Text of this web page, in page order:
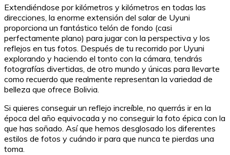
Extendiéndose por kilómetros y kilómetros en todas las
direcciones, la enorme extensión del salar de Uyuni
proporciona un fantástico telón de fondo (casi
perfectamente plano) para jugar con la perspectiva y los
reflejos en tus fotos. Después de tu recorrido por Uyuni
explorando y haciendo el tonto con la cámara, tendrás
fotografías divertidas, de otro mundo y únicas para llevarte
como recuerdo que realmente representan la variedad de
belleza que ofrece Bolivia.
Si quieres conseguir un reflejo increíble, no querrás ir en la
época del año equivocada y no conseguir la foto épica con la
que has soñado. Así que hemos desglosado los diferentes
estilos de fotos y cuándo ir para que nunca te pierdas una
toma.